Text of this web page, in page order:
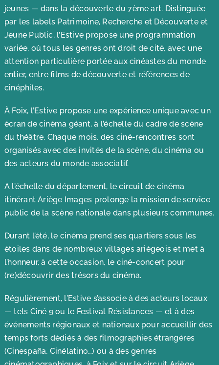
jeunes — dans la découverte du 7ème art. Distinguée
par les labels Patrimoine, Recherche et Découverte et
Jeune Public, l’Estive propose une programmation
variée, où tous les genres ont droit de cité, avec une
attention particulière portée aux cinéastes du monde
entier, entre films de découverte et références de
cinéphiles.
À Foix, l’Estive propose une expérience unique avec un
écran de cinéma géant, à l’échelle du cadre de scène
du théâtre. Chaque mois, des ciné-rencontres sont
organisés avec des invités de la scène, du cinéma ou
des acteurs du monde associatif.
A l’échelle du département, le circuit de cinéma
itinérant Ariège Images prolonge la mission de service
public de la scène nationale dans plusieurs communes.
Durant l’été, le cinéma prend ses quartiers sous les
étoiles dans de nombreux villages ariégeois et met à
l’honneur, à cette occasion, le ciné-concert pour
(re)découvrir des trésors du cinéma.
Régulièrement, l’Estive s’associe à des acteurs locaux
— tels Ciné 9 ou le Festival Résistances — et à des
événements régionaux et nationaux pour accueillir des
temps forts dédiés à des filmographies étrangères
(Cinespaña, Cinélatino…) ou à des genres